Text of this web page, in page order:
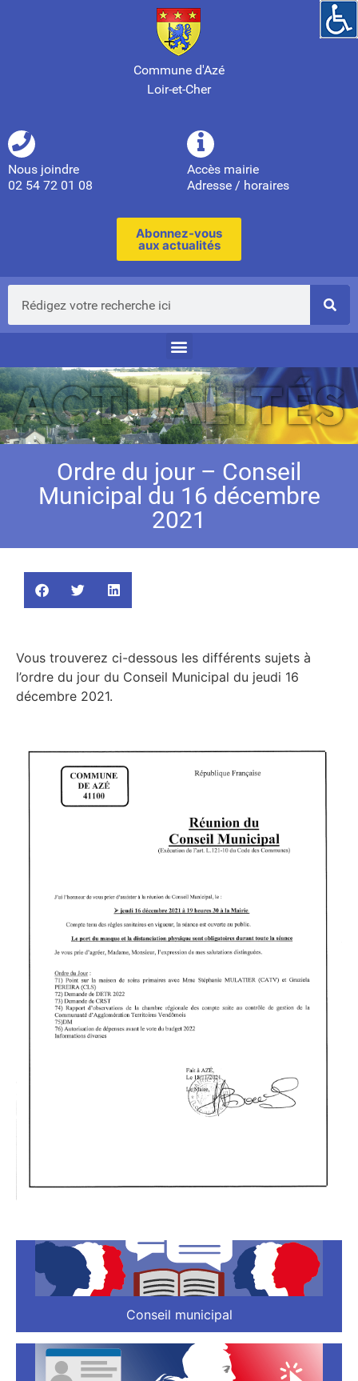
Commune d'Azé
Loir-et-Cher
Nous joindre
02 54 72 01 08
Accès mairie
Adresse / horaires
Abonnez-vous
aux actualités
Ordre du jour – Conseil
Municipal du 16 décembre
2021
Vous trouverez ci-dessous les différents sujets à
l’ordre du jour du Conseil Municipal du jeudi 16
décembre 2021.
Conseil municipal